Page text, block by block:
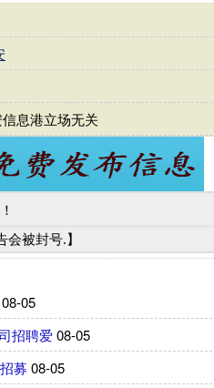
息港立场无关
被封号.】
08-05
招聘爱08-05
募 08-05